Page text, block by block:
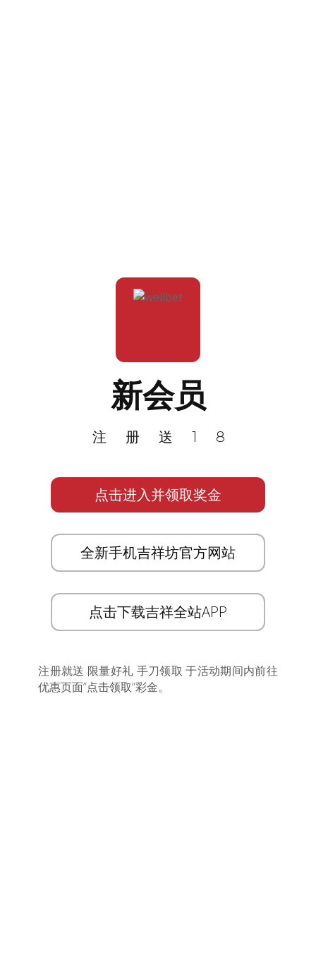
新会员
注册送18
点击进入并领取奖金
全新手机吉祥坊官方网站
点击下载吉祥全站APP
注册就送 限量好礼 手刀领取 于活动期间内前往
优惠页面”点击领取”彩金。